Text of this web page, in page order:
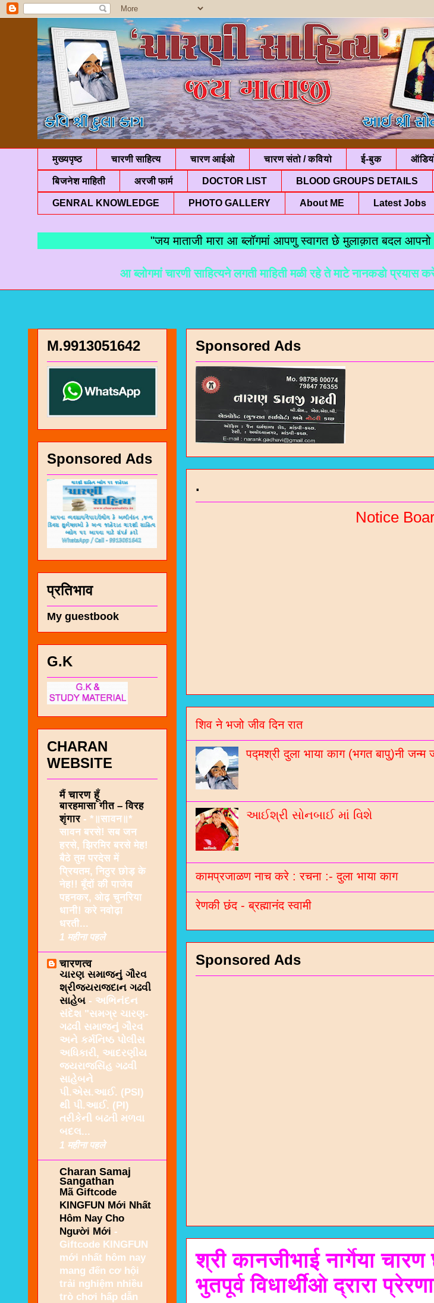
मुख्यपृष्ठ चारणी साहित्य चारण आईओ चारण संतो / कवियो ई-बुक
बिजनेश माहिती अरजी फार्म DOCTOR LIST BLOOD GROUPS DETAILS
GENRAL KNOWLEDGE PHOTO GALLERY About ME Latest Jobs
"जय माताजी मारा आ ब्लॉगमां आपणु स्वागत छे मुलाक़ात बदल आपनो
आ ब्लोगमां चारणी साहित्यने लगती माहिती मळी रहे ते माटे नानकडो प्रयास करेल छे.
Sponsored Ads
.
Notice
भजन / गरबा वगेरे Mp3
जोगीदान गढवी (चडीया) रचित रचनाओ
जनरल नॉलेज / मटीरीयल्स / भरती
शिव ने भजो जीव दिन रात
पद्मश्री दुला भाया काग (भगत बापु)नी जन्म
આઈશ્રી સોનબાઈ માં વિશે
कामप्रजाळण नाच करे : रचना :- दुला भाया काग
रेणकी छंद - ब्रह्मानंद स्वामी
Sponsored Ads
श्री कानजीभाई नार्गेया
भुतपूर्व विधार्थीओ द्रारा
M.9913051642
Sponsored Ads
प्रतिभाव
My guestbook
G.K
CHARAN
WEBSITE
मैं चारण हूँ
बारहमासा गीत – विरह
शृंगार - *॥सावन॥*
सावन बरसे! सब जन
हरसे, झिरमिर बरसे मेह!
बैठे तुम परदेस में
प्रियतम, निठुर छोड़ के
नेह!! बूँदों की पाजेब
पहनकर, ओढ़ चुनरिया
धानी! करे नवोढ़ा
धरती...
1 महीना पहले
चारणत्व
ચારણ સમાજનું ગૌરવ
શ્રીજયરાજદાન ગઢવી
સાહેબ - અભિનંદન
સંદેશ "સમગ્ર ચારણ-
ગઢવી સમાજનું ગૌરવ
અને કર્મનિષ્ઠ પોલીસ
અધિકારી, આદરણીય
જયરાજસિંહ ગઢવી
સાહેબને
પી.એસ.આઈ. (PSI)
થી પી.આઈ. (PI)
તરીકેની બઢતી મળવા
બદલ...
1 महीना पहले
Charan Samaj
Sangathan
Mã Giftcode
KINGFUN Mới Nhất
Hôm Nay Cho
Người Mới -
Giftcode KINGFUN
mới nhất hôm nay
mang đến cơ hội
trải nghiệm nhiều
trò chơi hấp dẫn